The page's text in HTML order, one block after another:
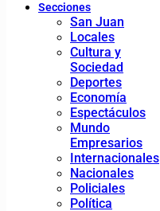
Secciones
San Juan
Locales
Cultura y
Sociedad
Deportes
Economía
Espectáculos
Mundo
Empresarios
Internacionales
Nacionales
Policiales
Política